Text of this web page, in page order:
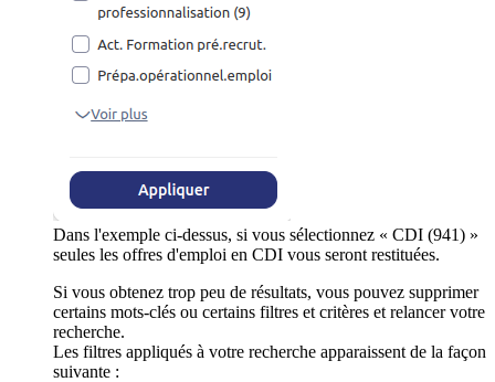
Dans l'exemple ci-dessus, si vous sélectionnez « CDI (941) »
seules les offres d'emploi en CDI vous seront restituées.
Si vous obtenez trop peu de résultats, vous pouvez supprimer
certains mots-clés ou certains filtres et critères et relancer votre
recherche.
Les filtres appliqués à votre recherche apparaissent de la façon
suivante :